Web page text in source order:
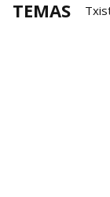
TEMAS